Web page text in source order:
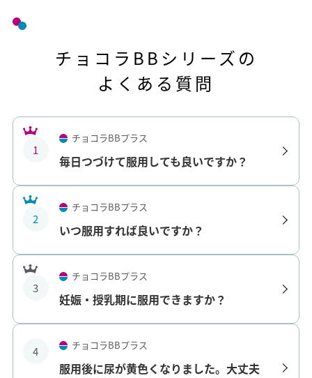
チョコラBBシリーズの
よくある質問
1
チョコラBBプラス
毎日つづけて服用しても良いですか？
2
チョコラBBプラス
いつ服用すれば良いですか？
3
チョコラBBプラス
妊娠・授乳期に服用できますか？
4 チョコラBBプラス
服用後に尿が黄色くなりました。大丈夫